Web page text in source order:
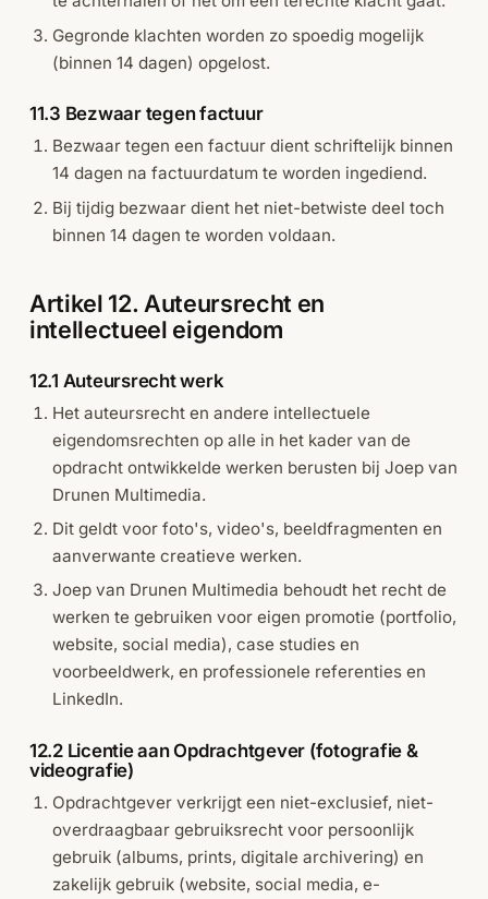
Gegronde klachten worden zo spoedig mogelijk
(binnen 14 dagen) opgelost.
11.3 Bezwaar tegen factuur
Bezwaar tegen een factuur dient schriftelijk binnen
14 dagen na factuurdatum te worden ingediend.
Bij tijdig bezwaar dient het niet-betwiste deel toch
binnen 14 dagen te worden voldaan.
Artikel 12. Auteursrecht en
intellectueel eigendom
12.1 Auteursrecht werk
Het auteursrecht en andere intellectuele
eigendomsrechten op alle in het kader van de
opdracht ontwikkelde werken berusten bij Joep van
Drunen Multimedia.
Dit geldt voor foto's, video's, beeldfragmenten en
aanverwante creatieve werken.
Joep van Drunen Multimedia behoudt het recht de
werken te gebruiken voor eigen promotie (portfolio,
website, social media), case studies en
voorbeeldwerk, en professionele referenties en
LinkedIn.
12.2 Licentie aan Opdrachtgever (fotografie &
videografie)
Opdrachtgever verkrijgt een niet-exclusief, niet-
overdraagbaar gebruiksrecht voor persoonlijk
gebruik (albums, prints, digitale archivering) en
zakelijk gebruik (website, social media, e-